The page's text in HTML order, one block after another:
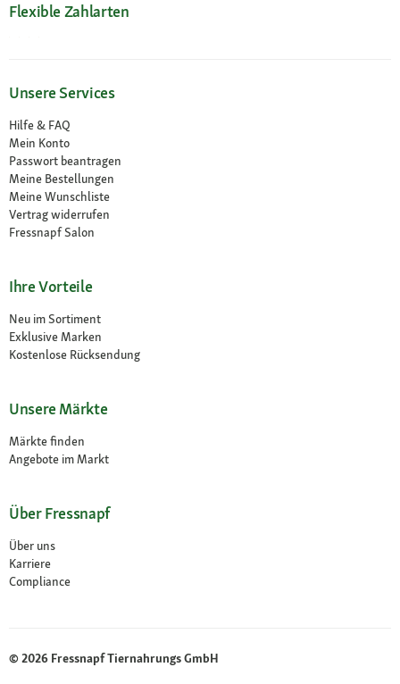
Flexible Zahlarten
Unsere Services
Hilfe & FAQ
Mein Konto
Passwort beantragen
Meine Bestellungen
Meine Wunschliste
Vertrag widerrufen
Fressnapf Salon
Ihre Vorteile
Neu im Sortiment
Exklusive Marken
Kostenlose Rücksendung
Unsere Märkte
Märkte finden
Angebote im Markt
Über Fressnapf
Über uns
Karriere
Compliance
© 2026 Fressnapf Tiernahrungs GmbH